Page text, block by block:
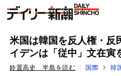
米国は韓国を反人権・
イデンは「従中」文在寅
鈴置高史 半島を読む 国際 韓